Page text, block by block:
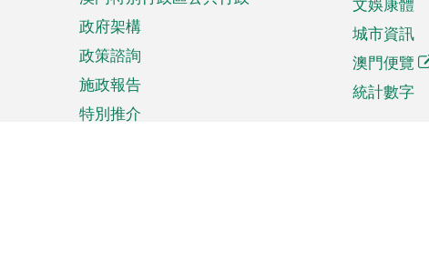
政府架構
政策諮詢
施政報告
特別推介
城市資訊
澳門便覽
統計數字